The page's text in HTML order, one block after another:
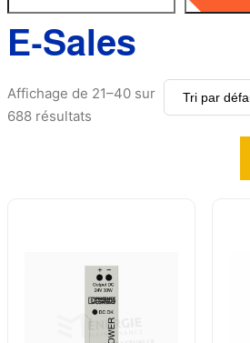
E-Sales
Affichage de 21–40 sur
688 résultats